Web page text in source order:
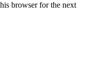
browser for the next